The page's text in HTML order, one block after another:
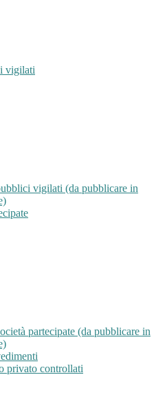
vigilati
vigilati (da pubblicare in
partecipate (da pubblicare in
privato controllati